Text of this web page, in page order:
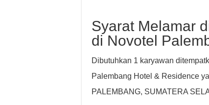
Syarat Melamar
di Novotel
Dibutuhkan 1 karyawan
Palembang Hotel & Residence
PALEMBANG, SUMATERA